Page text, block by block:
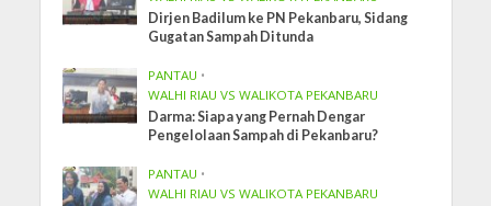
Dirjen Badilum ke PN Pekanbaru, Sidang
Gugatan Sampah Ditunda
PANTAU •
WALHI RIAU VS WALIKOTA PEKANBARU
Darma: Siapa yang Pernah Dengar
Pengelolaan Sampah di Pekanbaru?
PANTAU •
WALHI RIAU VS WALIKOTA PEKANBARU